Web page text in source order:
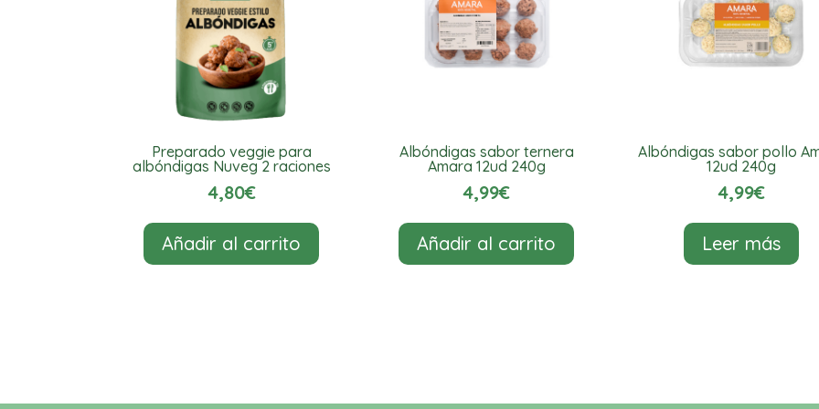
Preparado veggie para
albóndigas Nuveg 2 raciones
4,80€
Añadir al carrito
Albóndigas sabor ternera
Amara 12ud 240g
4,99€
Añadir al carrito
Albóndigas sabor pollo
12ud 240g
4,99€
Leer más